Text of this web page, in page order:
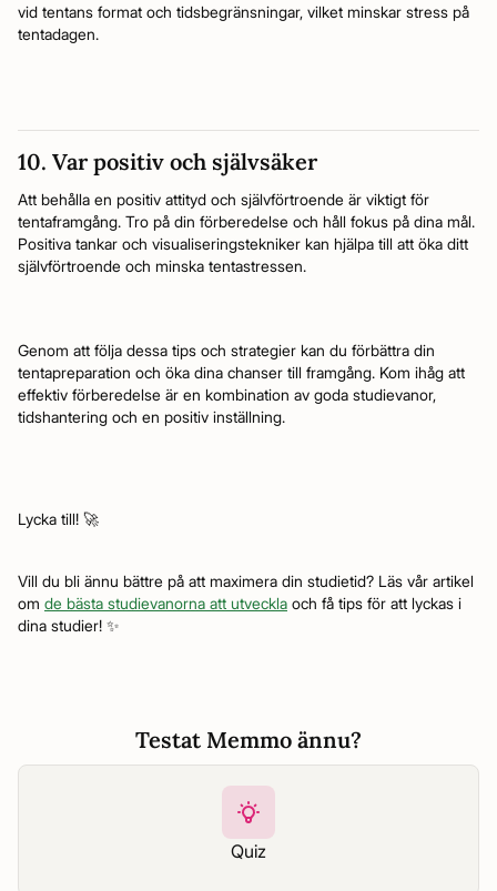
vid tentans format och tidsbegränsningar, vilket minskar stress på
tentadagen.
10. Var positiv och självsäker
Att behålla en positiv attityd och självförtroende är viktigt för
tentaframgång. Tro på din förberedelse och håll fokus på dina mål.
Positiva tankar och visualiseringstekniker kan hjälpa till att öka ditt
självförtroende och minska tentastressen.
Genom att följa dessa tips och strategier kan du förbättra din
tentapreparation och öka dina chanser till framgång. Kom ihåg att
effektiv förberedelse är en kombination av goda studievanor,
tidshantering och en positiv inställning.
Lycka till! 🚀
Vill du bli ännu bättre på att maximera din studietid? Läs vår artikel
om de bästa studievanorna att utveckla och få tips för att lyckas i
dina studier! ✨
Testat Memmo ännu?
Quiz